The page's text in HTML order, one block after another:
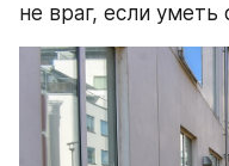
не враг, если уметь